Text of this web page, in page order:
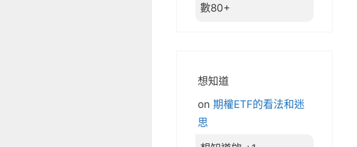
數80+
想知道
on 期權ETF的看法和迷
思